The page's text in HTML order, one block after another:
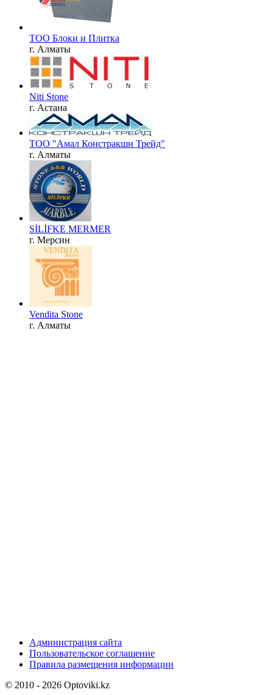
ТОО Блоки и Плитка
г. Алматы
Niti Stone
г. Астана
ТОО "Амал Констракшн Трейд"
г. Алматы
SİLİFKE MERMER
г. Мерсин
Vendita Stone
г. Алматы
Администрация сайта
Пользовательское соглашение
Правила размещения информации
© 2010 - 2026 Optoviki.kz